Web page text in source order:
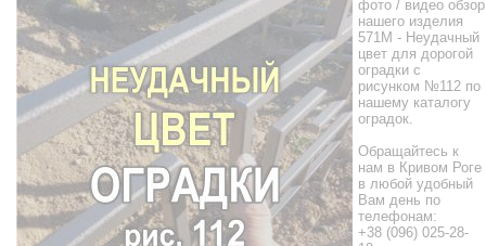
фото / видео обзор
нашего изделия
571M - Неудачный
цвет для дорогой
оградки с
рисунком №112 по
нашему каталогу
оградок.
Обращайтесь к
нам в Кривом Роге
в любой удобный
Вам день по
телефонам:
+38 (096) 025-28-